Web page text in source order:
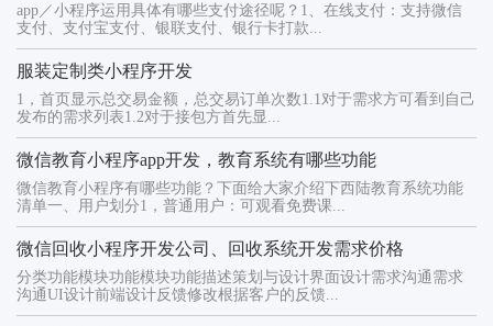
app／小程序运用具体有哪些支付途径呢？1、在线支付：支持微信
支付、支付宝支付、银联支付、银行卡打款...
服装定制类小程序开发
1，首页显示总交易金额，总交易订单次数1.1对于需求方可看到自己
发布的需求列表1.2对于接包方首先显...
微信教育小程序app开发，教育系统有哪些功能
微信教育小程序有哪些功能？下面给大家介绍下西陆教育系统功能
清单一、用户划分1，普通用户：可观看免费课...
微信回收小程序开发公司、回收系统开发需求价格
分类功能模块功能模块功能描述策划与设计界面设计需求沟通需求
沟通UI设计前端设计反馈修改根据客户的反馈...